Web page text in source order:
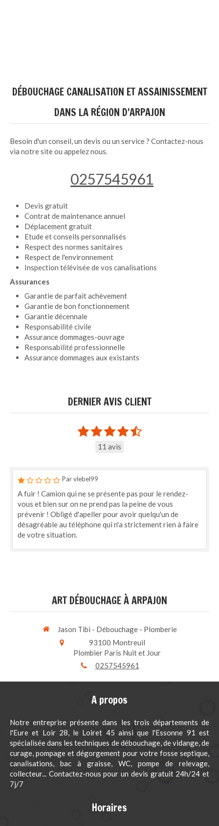
DÉBOUCHAGE CANALISATION ET ASSAINISSEMENT
DANS LA RÉGION D'ARPAJON
Besoin d'un conseil, un devis ou un service ? Contactez-nous
via notre site ou appelez nous.
0257545961
Devis gratuit
Contrat de maintenance annuel
Déplacement gratuit
Etude et conseils personnalisés
Respect des normes sanitaires
Respect de l'environnement
Inspection télévisée de vos canalisations
Assurances
Garantie de parfait achèvement
Garantie de bon fonctionnement
Garantie décennale
Responsabilité civile
Assurance dommages-ouvrage
Responsabilité professionnelle
Assurance dommages aux existants
DERNIER AVIS CLIENT
11 avis
Par vlebel99
A fuir ! Camion qui ne se présente pas pour le rendez-
vous et bien sur on ne prend pas la peine de vous
prévenir ! Obligé d'apeller pour avoir quelqu'un de
désagréable au téléphone qui n'a strictement rien à faire
de votre situation.
ART DÉBOUCHAGE À ARPAJON
Jason Tibi - Débouchage - Plomberie
93100 Montreuil
Plombier Paris Nuit et Jour
0257545961
A propos
Notre entreprise présente dans les trois départements de
l'Eure et Loir 28, le Loiret 45 ainsi que l'Essonne 91 est
spécialisée dans les techniques de débouchage, de vidange, de
curage, pompage et dégorgement pour votre fosse septique,
canalisations, bac à graisse, WC, pompe de relevage,
collecteur... Contactez-nous pour un devis gratuit 24h/24 et
7j/7
Horaires